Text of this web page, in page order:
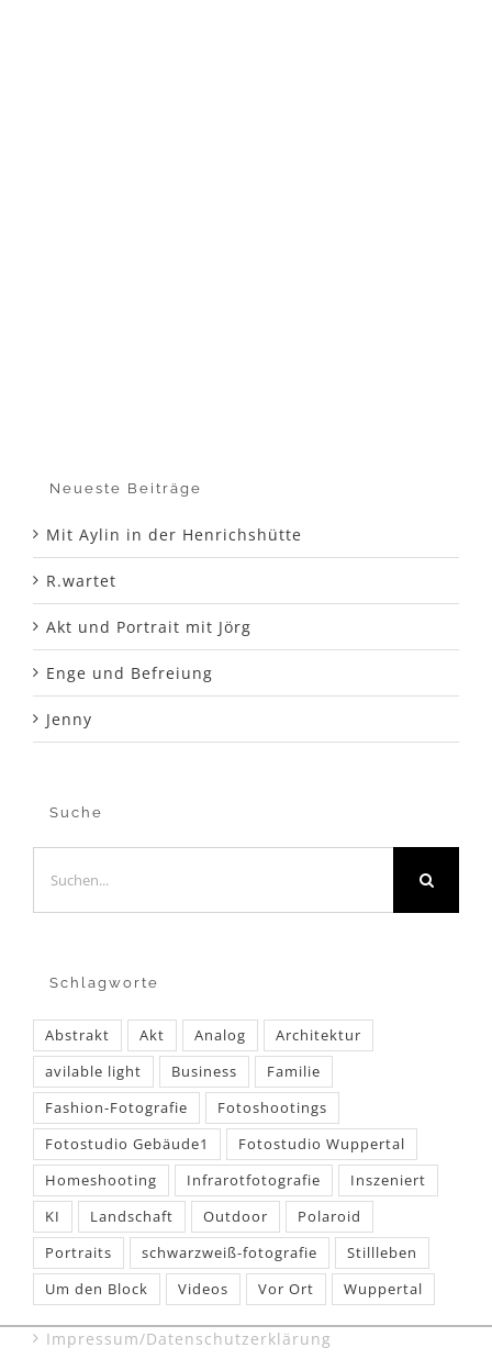
Neueste Beiträge
Mit Aylin in der Henrichshütte
R.wartet
Akt und Portrait mit Jörg
Enge und Befreiung
Jenny
Suche
nach:
Schlagworte
Abstrakt Akt Analog
Architektur
avilable light
Business
Familie
Fashion-Fotografie
Fotoshootings
Fotostudio Gebäude1
Fotostudio Wuppertal
Homeshooting
Infrarotfotografie
Inszeniert
KI
Landschaft Outdoor
Polaroid
Portraits
schwarzweiß-fotografie
Stillleben
Um den Block
Videos Vor Ort Wuppertal
Impressum/Datenschutzerklärung